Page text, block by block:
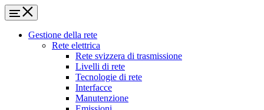
Gestione della rete
Rete elettrica
Rete svizzera di trasmissione
Livelli di rete
Tecnologie di rete
Interfacce
Manutenzione